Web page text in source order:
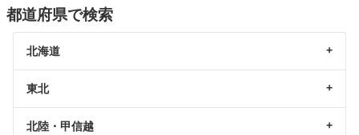
都道府県で検索
北海道
東北
北陸・甲信越